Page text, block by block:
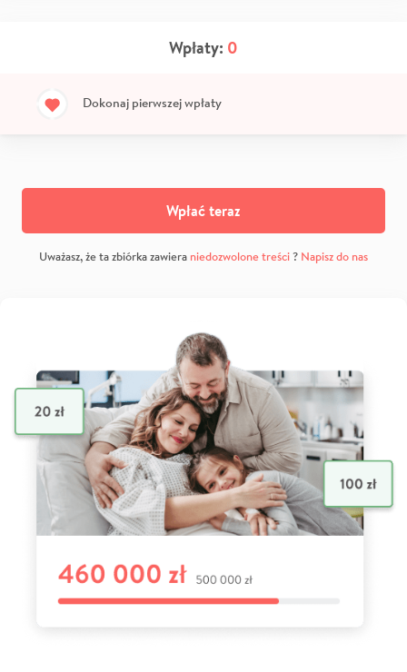
Wpłaty: 0
Dokonaj pierwszej wpłaty
Wpłać teraz
Uważasz, że ta zbiórka zawiera niedozwolone treści? Napisz do nas